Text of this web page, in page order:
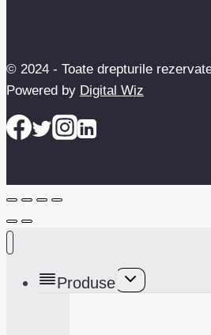
© 2024 - Toate drepturile
Powered by Digital Wiz
Produse
Toggle